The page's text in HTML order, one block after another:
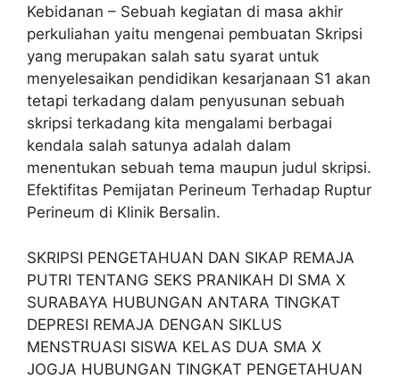
Kebidanan – Sebuah kegiatan di masa akhir
perkuliahan yaitu mengenai pembuatan Skripsi
yang merupakan salah satu syarat untuk
menyelesaikan pendidikan kesarjanaan S1 akan
tetapi terkadang dalam penyusunan sebuah
skripsi terkadang kita mengalami berbagai
kendala salah satunya adalah dalam
menentukan sebuah tema maupun judul skripsi.
Efektifitas Pemijatan Perineum Terhadap Ruptur
Perineum di Klinik Bersalin.
SKRIPSI PENGETAHUAN DAN SIKAP REMAJA
PUTRI TENTANG SEKS PRANIKAH DI SMA X
SURABAYA HUBUNGAN ANTARA TINGKAT
DEPRESI REMAJA DENGAN SIKLUS
MENSTRUASI SISWA KELAS DUA SMA X
JOGJA HUBUNGAN TINGKAT PENGETAHUAN